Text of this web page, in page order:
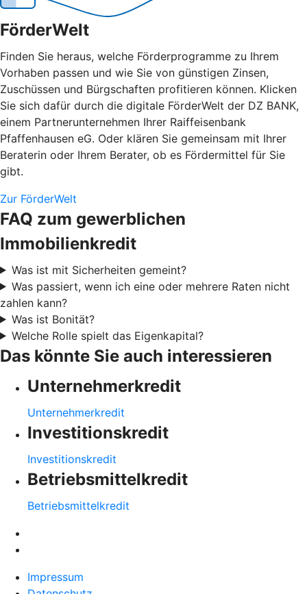
FörderWelt
Finden Sie heraus, welche Förderprogramme zu Ihrem
Vorhaben passen und wie Sie von günstigen Zinsen,
Zuschüssen und Bürgschaften profitieren können. Klicken
Sie sich dafür durch die digitale FörderWelt der DZ BANK,
einem Partnerunternehmen Ihrer Raiffeisenbank
Pfaffenhausen eG. Oder klären Sie gemeinsam mit Ihrer
Beraterin oder Ihrem Berater, ob es Fördermittel für Sie
gibt.
Zur FörderWelt
FAQ zum gewerblichen
Immobilienkredit
Was ist mit Sicherheiten gemeint?
Was passiert, wenn ich eine oder mehrere Raten nicht
zahlen kann?
Was ist Bonität?
Welche Rolle spielt das Eigenkapital?
Das könnte Sie auch interessieren
Unternehmerkredit
Unternehmerkredit
Investitionskredit
Investitionskredit
Betriebsmittelkredit
Betriebsmittelkredit
Impressum